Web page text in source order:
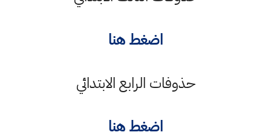
اضغط هنا
حذوفات الرابع الابتدائي
اضغط هنا